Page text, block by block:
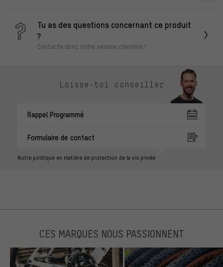
Tu as des questions concernant ce produit
?
Contacte donc notre service clientèle !
Laisse-toi conseiller
Rappel Programmé
Formulaire de contact
Notre politique en matière de protection de la vie privée
CES MARQUES NOUS PASSIONNENT